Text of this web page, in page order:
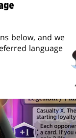
below, and we
language